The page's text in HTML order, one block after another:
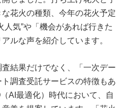
花火の種類、今年の花火予定
人気”や「機会があれば行きた
ルな声を紹介しています。
結果だけでなく、「一次デー
調査受託サービスの特徴もあ
AI最適化）時代において、自